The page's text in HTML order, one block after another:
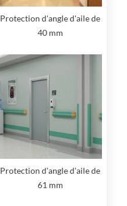
Protection d'angle d'aile de
40 mm
Protection d'angle d'aile de
61 mm